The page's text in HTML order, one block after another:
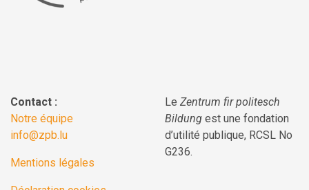
Contact :
Notre équipe
info@zpb.lu
Mentions légales
Le Zentrum fir politesch
Bildung est une fondation
d’utilité publique, RCSL No
G236.